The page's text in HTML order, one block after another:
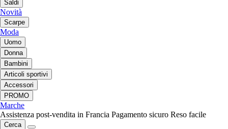
Saldi
Novità
Scarpe
Moda
Uomo
Donna
Bambini
Articoli sportivi
Accessori
PROMO
Marche
Assistenza post-vendita in Francia Pagamento sicuro Reso facile
Cerca